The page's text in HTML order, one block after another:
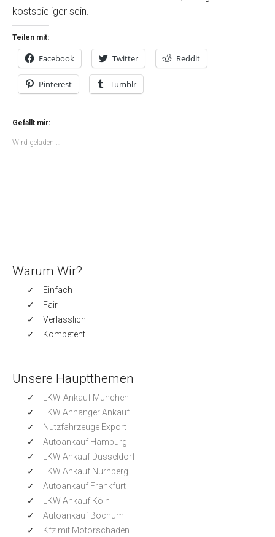
kostspieliger sein.
Teilen mit:
Facebook Twitter Reddit
Pinterest Tumblr
Gefällt mir:
Wird geladen …
Warum Wir?
Einfach
Fair
Verlässlich
Kompetent
Unsere Hauptthemen
LKW-Ankauf München
LKW Anhänger Ankauf
Nutzfahrzeuge Export
Autoankauf Hamburg
LKW Ankauf Düsseldorf
LKW Ankauf Nürnberg
Autoankauf Frankfurt
LKW Ankauf Köln
Autoankauf Bochum
Kfz mit Motorschaden